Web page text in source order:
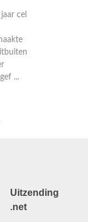
cel
...
Uitzending
.net